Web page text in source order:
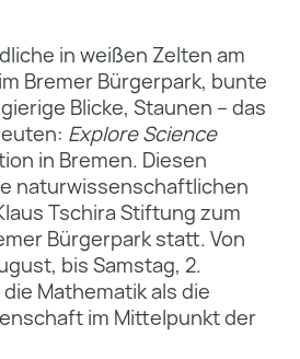
in weißen Zelten am
Bremer Bürgerpark, bunte
Blicke, Staunen – das
Explore Science
in Bremen. Diesen
naturwissenschaftlichen
Tschira Stiftung zum
Bürgerpark statt. Von
bis Samstag, 2.
Mathematik als die
im Mittelpunkt der